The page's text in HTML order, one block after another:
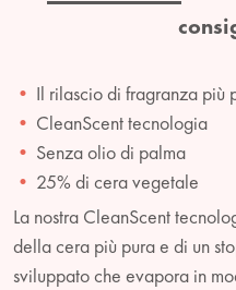
Il rilascio di fragranza più
CleanScent tecnologia
Senza olio di palma
25% di cera vegetale
La nostra CleanScent
della cera più pura e di un
sviluppato che evapora in